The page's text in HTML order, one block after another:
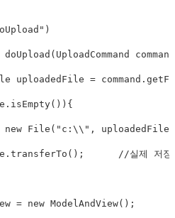
)
doUpload ( UploadCommand command
uploadedFile = command .
. isEmpty( ) ) {
new File ( "c:\\" , uploadedFile
. transferTo ( ) ; //실제 저장
= new ModelAndView( ) ;